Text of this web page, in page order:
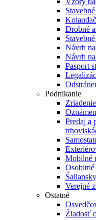
Drobné
Návrh
Návrh
Pasport
Podnikanie
Predaj a
Mobilné
Verejné
Ostatné
Žiadosť